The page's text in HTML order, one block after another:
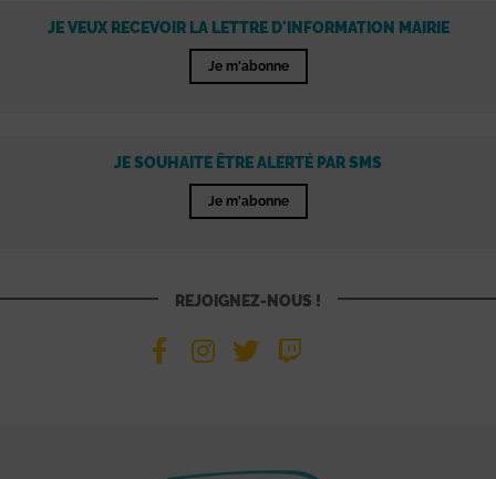
JE VEUX RECEVOIR LA LETTRE D'INFORMATION MAIRIE
Je m'abonne
JE SOUHAITE ÊTRE ALERTÉ PAR SMS
Je m'abonne
REJOIGNEZ-NOUS !